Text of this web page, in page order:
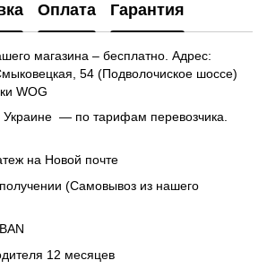
Оплата Гарантия
магазина – бесплатно. Адрес:
54 (Подволочиское шоссе)
WOG
Украине — по тарифам перевозчика.
на Новой почте
(Самовывоз из нашего
12 месяцев